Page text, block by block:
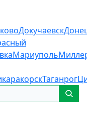
Докучаевск
Мариуполь
Таганрог